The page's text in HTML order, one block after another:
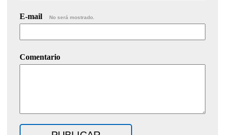
E-mail No será mostrado.
Comentario